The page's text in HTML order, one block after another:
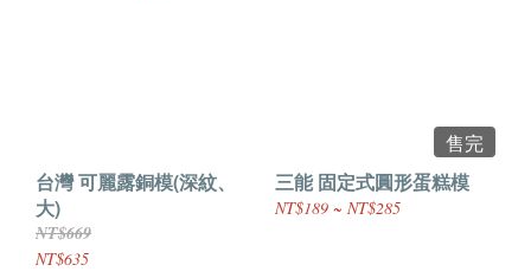
台灣 可麗露銅模(深紋、
大)
NT$669
NT$635
售完
三能 固定式圓形蛋糕模
NT$189 ~ NT$285